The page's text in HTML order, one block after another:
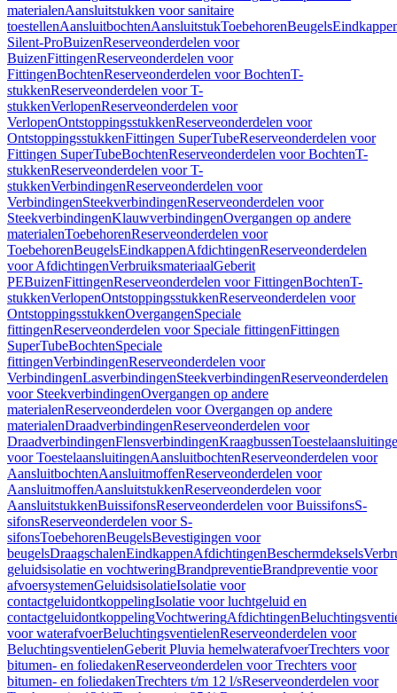
materialenAansluitstukken voor sanitaire
toestellenAansluitbochtenAansluitstukToebehorenBeugels
Silent-ProBuizenReserveonderdelen voor
BuizenFittingenReserveonderdelen voor
FittingenBochtenReserveonderdelen voor BochtenT-
stukkenReserveonderdelen voor T-
stukkenVerlopenReserveonderdelen voor
VerlopenOntstoppingsstukkenReserveonderdelen voor
OntstoppingsstukkenFittingen SuperTubeReserveonderdelen voor
Fittingen SuperTubeBochtenReserveonderdelen voor BochtenT-
stukkenReserveonderdelen voor T-
stukkenVerbindingenReserveonderdelen voor
VerbindingenSteekverbindingenReserveonderdelen voor
SteekverbindingenKlauwverbindingenOvergangen op andere
materialenToebehorenReserveonderdelen voor
ToebehorenBeugelsEindkappenAfdichtingenReserveonderdelen
voor AfdichtingenVerbruiksmateriaalGeberit
PEBuizenFittingenReserveonderdelen voor FittingenBochtenT-
stukkenVerlopenOntstoppingsstukkenReserveonderdelen voor
OntstoppingsstukkenOvergangenSpeciale
fittingenReserveonderdelen voor Speciale fittingenFittingen
SuperTubeBochtenSpeciale
fittingenVerbindingenReserveonderdelen voor
VerbindingenLasverbindingenSteekverbindingenReserveonderdelen
voor SteekverbindingenOvergangen op andere
materialenReserveonderdelen voor Overgangen op andere
materialenDraadverbindingenReserveonderdelen voor
DraadverbindingenFlensverbindingenKraagbussen
voor ToestelaansluitingenAansluitbochtenReserveonderdelen voor
AansluitbochtenAansluitmoffenReserveonderdelen voor
AansluitmoffenAansluitstukkenReserveonderdelen voor
AansluitstukkenBuissifonsReserveonderdelen voor BuissifonsS-
sifonsReserveonderdelen voor S-
sifonsToebehorenBeugelsBevestigingen voor
beugelsDraagschalenEindkappenAfdichtingenBeschermdeksels
geluidsisolatie en vochtweringBrandpreventieBrandpreventie voor
afvoersystemenGeluidsisolatieIsolatie voor
contactgeluidontkoppelingIsolatie voor luchtgeluid en
contactgeluidontkoppelingVochtweringAfdichtingen
voor waterafvoerBeluchtingsventielenReserveonderdelen voor
BeluchtingsventielenGeberit Pluvia hemelwaterafvoerTrechters voor
bitumen- en foliedakenReserveonderdelen voor Trechters voor
bitumen- en foliedakenTrechters t/m 12 l/sReserveonderdelen voor